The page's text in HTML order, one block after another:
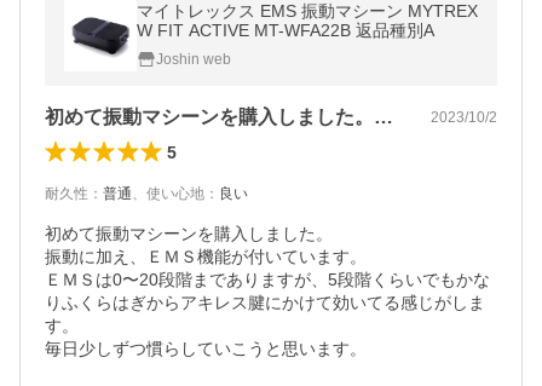
マイトレックス EMS 振動マシーン MYTREX
W FIT ACTIVE MT-WFA22B 返品種別A
Joshin web
初めて振動マシーンを購入しました。振動… 2023/10/2
5
耐久性 ： 普通、 使い心地 ： 良い
初めて振動マシーンを購入しました。
振動に加え、ＥＭＳ機能が付いています。
ＥＭＳは0〜20段階までありますが、5段階くらいでもかな
りふくらはぎからアキレス腱にかけて効いてる感じがしま
す。
毎日少しずつ慣らしていこうと思います。